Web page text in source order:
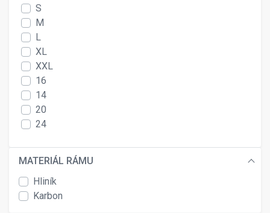
S
M
L
XL
XXL
16
14
20
24
MATERIÁL RÁMU
Hliník
Karbon